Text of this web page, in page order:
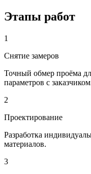
Этапы работ
1
Снятие замеров
Точный обмер проёма
параметров с
2
Проектирование
Разработка
материалов.
3